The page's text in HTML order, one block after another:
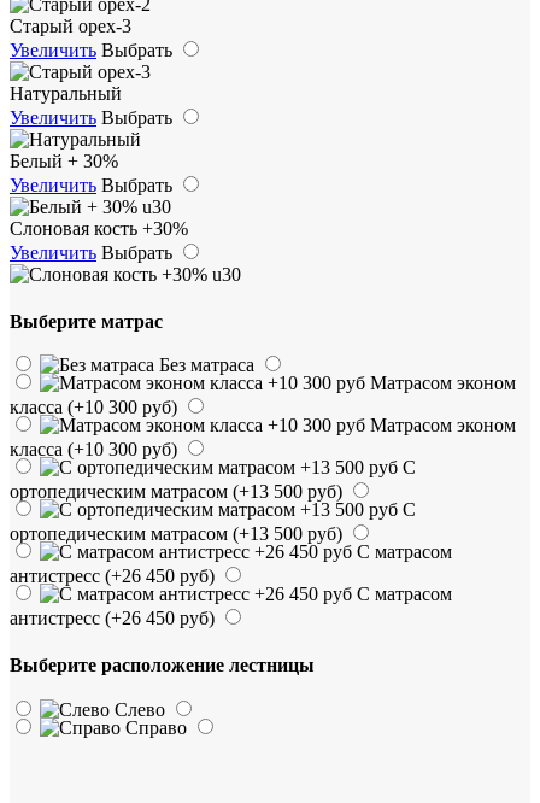
Старый орех-3
Увеличить Выбрать
Натуральный
Увеличить Выбрать
Белый + 30%
Увеличить Выбрать
Слоновая кость +30%
Увеличить Выбрать
Выберите матрас
Без матраса
Матрасом эконом
класса (+10 300 руб)
Матрасом эконом
класса (+10 300 руб)
С
ортопедическим матрасом (+13 500 руб)
С
ортопедическим матрасом (+13 500 руб)
С матрасом
антистресс (+26 450 руб)
С матрасом
антистресс (+26 450 руб)
Выберите расположение лестницы
Слево
Справо